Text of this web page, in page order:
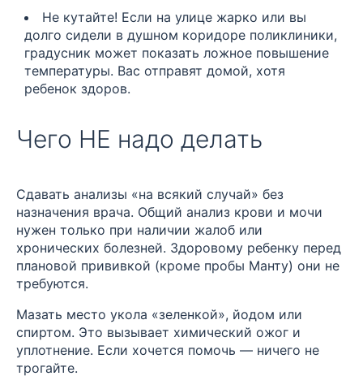
Не кутайте! Если на улице жарко или вы
долго сидели в душном коридоре поликлиники,
градусник может показать ложное повышение
температуры. Вас отправят домой, хотя
ребенок здоров.
Чего НЕ надо делать
Сдавать анализы «на всякий случай» без
назначения врача. Общий анализ крови и мочи
нужен только при наличии жалоб или
хронических болезней. Здоровому ребенку перед
плановой прививкой (кроме пробы Манту) они не
требуются.
Мазать место укола «зеленкой», йодом или
спиртом. Это вызывает химический ожог и
уплотнение. Если хочется помочь — ничего не
трогайте.